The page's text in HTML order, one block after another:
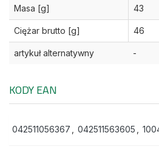
Masa [g] 43
Ciężar brutto [g] 46
artykuł alternatywny -
KODY EAN
042511056367 042511563605